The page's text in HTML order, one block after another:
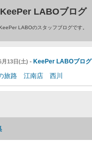
KeePer LABOブログ
LABOのスタッフブログです。
月13日(土) - KeePer LABOブログ
旅路 江南店 西川